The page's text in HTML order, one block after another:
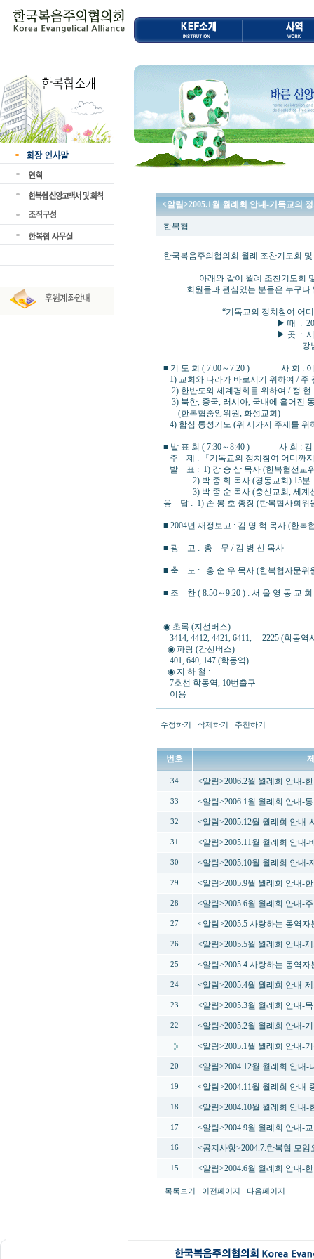
<알림>2005.1월 월례회 안내-기독교의
한복협
한국복음주의협의회 월례 조찬기도회
아래와 같이 월례 조찬기도회 및
회원들과 관심있는 분들은 누구나
“기독교의 정치참여 어디
▶ 때 : 2005년 1월 14
▶ 곳 : 서울영동교회 (
강남구 논현2동
■ 기 도 회 ( 7:00～7:20 ) 사 회 : 이
1) 교회와 나라가 바로서기 위하여 / 주
2) 한반도와 세계평화를 위하여 / 정
3) 북한, 중국, 러시아, 국내에 흩어진
(한복협중앙위원, 화성교회)
4) 합심 통성기도 (위 세가지 주제를 위
■ 발 표 회 ( 7:30～8:40 ) 사 회 : 김
주 제 : 『기독교의 정치참여 어디까
발 표 : 1) 강 승 삼 목사 (한복협선교
2) 박 종 화 목사 (경동교회) 15분
3) 박 종 순 목사 (충신교회, 세계선
응 답 : 1) 손 봉 호 총장 (한복협사회위
■ 2004년 재정보고 : 김 명 혁 목사 (한복
■ 광 고 : 총 무 / 김 병 선 목사
■ 축 도 : 홍 순 우 목사 (한복협자문위
■ 조 찬 ( 8:50～9:20 ) : 서 울 영 동 교 회
◉ 초록 (지선버스)
3414, 4412, 4421, 6411, 2225 (학동역
◉ 파랑 (간선버스)
401, 640, 147 (학동역)
◉ 지 하 철 :
7호선 학동역, 10번출구
이용
수정하기 삭제하기 추천하기
번호
34 <알림>2006.2월 월례회 안내-
33 <알림>2006.1월 월례회 안내-
32 <알림>2005.12월 월례회 안내-
31 <알림>2005.11월 월례회 안내
30 <알림>2005.10월 월례회 안내-
29 <알림>2005.9월 월례회 안내-
28 <알림>2005.6월 월례회 안내-
27 <알림>2005.5 사랑하는 동역
26 <알림>2005.5월 월례회 안내-
25 <알림>2005.4 사랑하는 동역
24 <알림>2005.4월 월례회 안내-
23 <알림>2005.3월 월례회 안내-
22 <알림>2005.2월 월례회 안내-
<알림>2005.1월 월례회 안내-
20 <알림>2004.12월 월례회 안내-
19 <알림>2004.11월 월례회 안내-
18 <알림>2004.10월 월례회 안내-
17 <알림>2004.9월 월례회 안내-
16 <공지사항>2004.7.한복협 모
15 <알림>2004.6월 월례회 안내-
목록보기 이전페이지 다음페이지